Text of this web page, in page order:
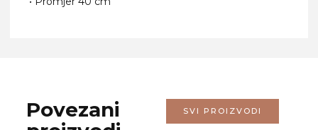
Povezani
SVI PROIZVODI